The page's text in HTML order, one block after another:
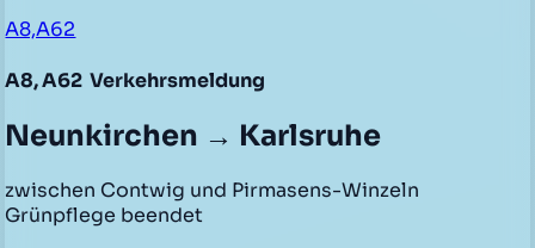
A8,A62
A8, A62 Verkehrsmeldung
Neunkirchen → Karlsruhe
zwischen Contwig und Pirmasens-Winzeln
Grünpflege beendet